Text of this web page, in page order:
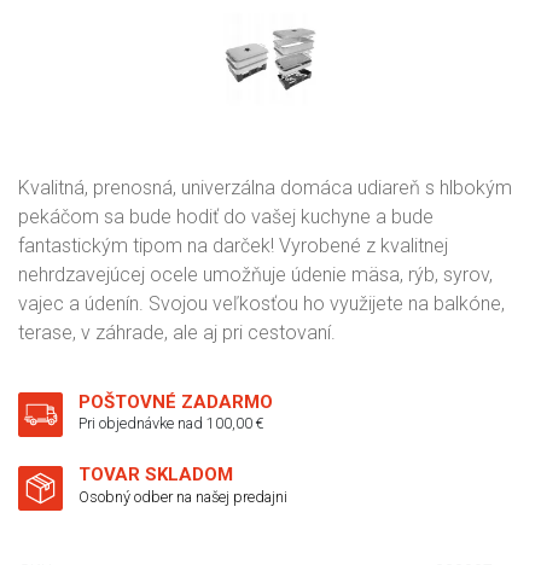
Kvalitná, prenosná, univerzálna domáca udiareň s hlbokým
pekáčom sa bude hodiť do vašej kuchyne a bude
fantastickým tipom na darček! Vyrobené z kvalitnej
nehrdzavejúcej ocele umožňuje údenie mäsa, rýb, syrov,
vajec a údenín. Svojou veľkosťou ho využijete na balkóne,
terase, v záhrade, ale aj pri cestovaní.
POŠTOVNÉ ZADARMO
Pri objednávke nad 100,00 €
TOVAR SKLADOM
Osobný odber na našej predajni